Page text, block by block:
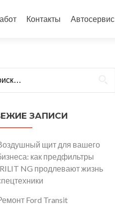
Контакты Автосервис
ЗАПИСИ
щит для вашего
как предфильтры
NG продлевают жизнь
Ford Transit